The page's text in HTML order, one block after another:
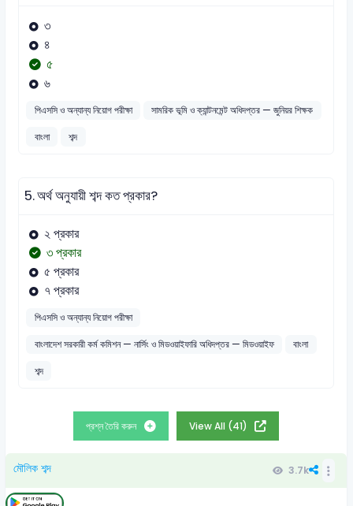
৩
৪
৫
৬
পিএসসি ও অন্যান্য নিয়োগ পরীক্ষা
সামরিক ভূমি ও ক্যান্টনমেন্ট অধিদপ্তর — জুনিয়র শিক্ষক
বাংলা
শব্দ
5.অর্থ অনুযায়ী শব্দ কত প্রকার?
২ প্রকার
৩ প্রকার
৫ প্রকার
৭ প্রকার
পিএসসি ও অন্যান্য নিয়োগ পরীক্ষা
বাংলাদেশ সরকারী কর্ম কমিশন — নার্সিং ও মিডওয়াইফারি অধিদপ্তর — মিডওয়াইফ
বাংলা
শব্দ
প্রশ্ন তৈরি করুন View All (41)
মৌলিক শব্দ 3.7k